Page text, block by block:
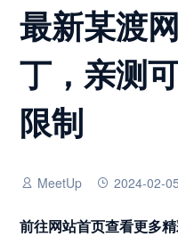
最新某渡
丁，亲测
限制
MeetUp 2024-02-05
前往网站首页查看更多